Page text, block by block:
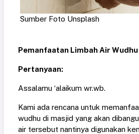
Sumber Foto Unsplash
Pemanfaatan Limbah Air
Pertanyaan:
Assalamu ‘alaikum wr.wb.
Kami ada rencana untuk
wudhu di masjid yang akan
air tersebut nantinya digunakan